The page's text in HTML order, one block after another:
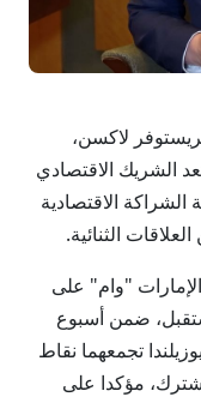
كريستوفر لاكسن،
الشريك الاقتصادي
الشراكة الاقتصادية
الثنائية.
"وام" على
ضمن أسبوع
ونيوزيلندا تجمعهما نقاط
مؤكدا على